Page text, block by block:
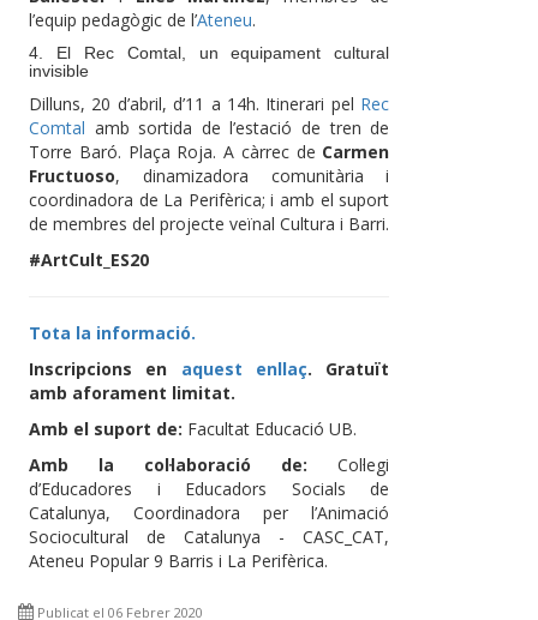
l’equip pedagògic de l’Ateneu.
4. El Rec Comtal, un equipament cultural
invisible
Dilluns, 20 d’abril, d’11 a 14h. Itinerari pel Rec
Comtal amb sortida de l’estació de tren de
Torre Baró. Plaça Roja. A càrrec de Carmen
Fructuoso, dinamizadora comunitària i
coordinadora de La Perifèrica; i amb el suport
de membres del projecte veïnal Cultura i Barri.
#ArtCult_ES20
Tota la informació.
Inscripcions en
aquest enllaç. Gratuït
amb aforament limitat.
Amb el suport de: Facultat Educació UB.
Amb la col·laboració de:Col·legi
d’Educadores i Educadors Socials de
Catalunya, Coordinadora per l’Animació
Sociocultural de Catalunya - CASC_CAT,
Ateneu Popular 9 Barris i La Perifèrica.
Publicat el 06 Febrer 2020